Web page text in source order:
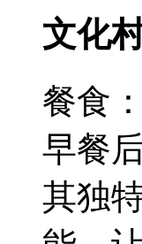
文化
餐食
早餐
其独